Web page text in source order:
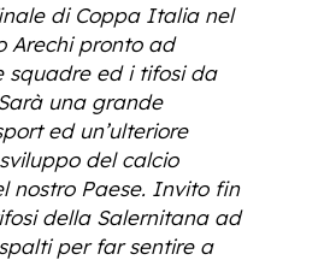
di Coppa Italia nel
Arechi pronto ad
squadre ed i tifosi da
una grande
ed un’ulteriore
del calcio
nostro Paese. Invito fin
della Salernitana ad
per far sentire a